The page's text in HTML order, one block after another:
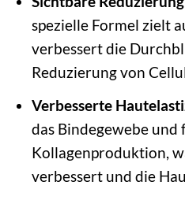
spezielle Formel zielt
verbessert die
Reduzierung von
Verbesserte
das Bindegewebe
Kollagenproduktion,
verbessert und die